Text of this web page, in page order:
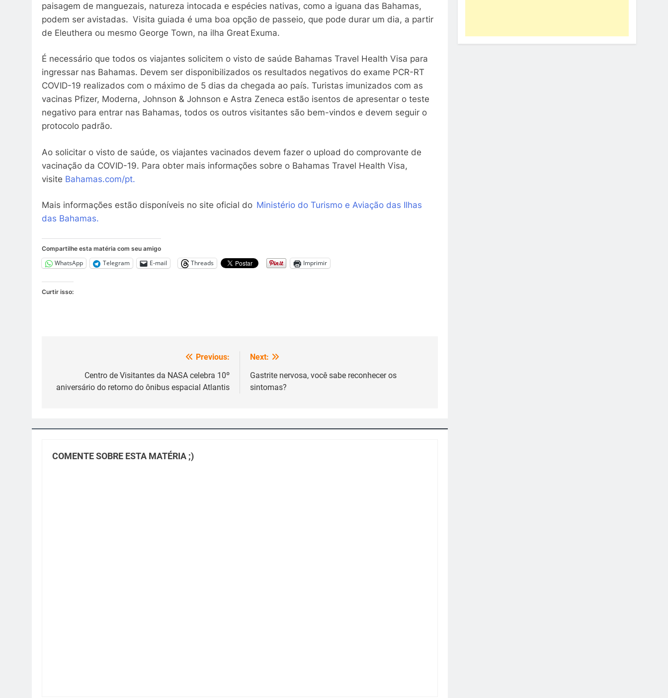
paisagem de manguezais, natureza intocada e espécies nativas, como a iguana das Bahamas,
podem ser avistadas. Visita guiada é uma boa opção de passeio, que pode durar um dia, a partir
de Eleuthera ou mesmo George Town, na ilha Great Exuma.
É necessário que todos os viajantes solicitem o visto de saúde Bahamas Travel Health Visa para
ingressar nas Bahamas. Devem ser disponibilizados os resultados negativos do exame PCR-RT
COVID-19 realizados com o máximo de 5 dias da chegada ao país. Turistas imunizados com as
vacinas Pfizer, Moderna, Johnson & Johnson e Astra Zeneca estão isentos de apresentar o teste
negativo para entrar nas Bahamas, todos os outros visitantes são bem-vindos e devem seguir o
protocolo padrão.
Ao solicitar o visto de saúde, os viajantes vacinados devem fazer o upload do comprovante de
vacinação da COVID-19. Para obter mais informações sobre o Bahamas Travel Health Visa,
visite Bahamas.com/pt.
Mais informações estão disponíveis no site oficial do Ministério do Turismo e Aviação das Ilhas
das Bahamas.
Compartilhe esta matéria com seu amigo
WhatsApp Telegram E-mail Threads Imprimir
Curtir isso:
Previous:
Centro de Visitantes da NASA celebra 10º
aniversário do retorno do ônibus espacial Atlantis
Next:
Gastrite nervosa, você sabe reconhecer os
sintomas?
COMENTE SOBRE ESTA MATÉRIA ;)